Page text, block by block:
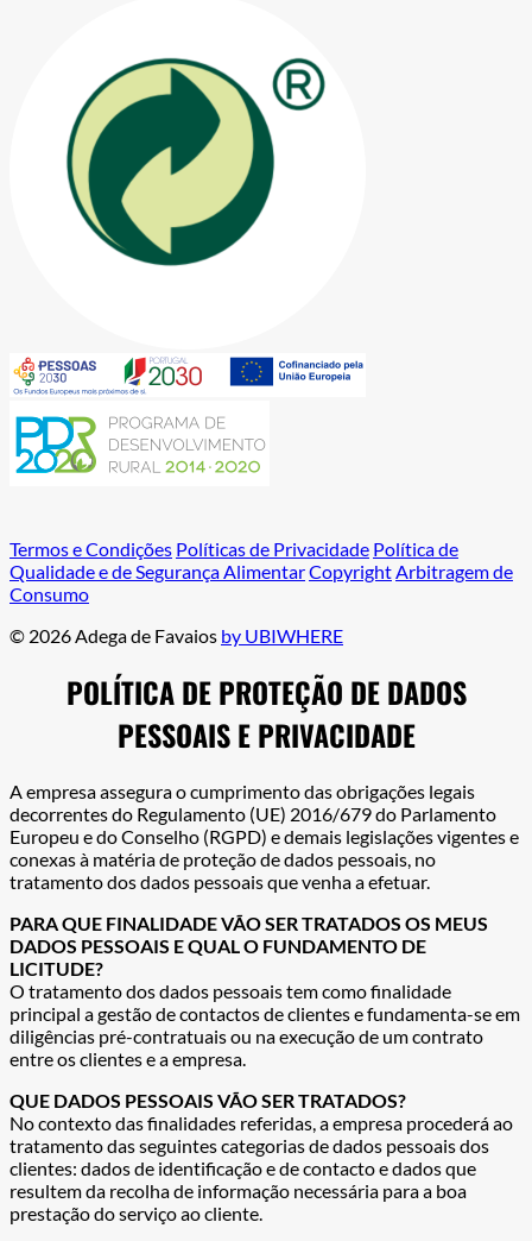
Termos e Condições Políticas de Privacidade Política de
Qualidade e de Segurança AlimentarCopyright Arbitragem de
Consumo
© 2026 Adega de Favaios by UBIWHERE
POLÍTICA DE PROTEÇÃO DE DADOS
PESSOAIS E PRIVACIDADE
A empresa assegura o cumprimento das obrigações legais
decorrentes do Regulamento (UE) 2016/679 do Parlamento
Europeu e do Conselho (RGPD) e demais legislações vigentes e
conexas à matéria de proteção de dados pessoais, no
tratamento dos dados pessoais que venha a efetuar.
PARA QUE FINALIDADE VÃO SER TRATADOS OS MEUS
DADOS PESSOAIS E QUAL O FUNDAMENTO DE
LICITUDE?
O tratamento dos dados pessoais tem como finalidade
principal a gestão de contactos de clientes e fundamenta-se em
diligências pré-contratuais ou na execução de um contrato
entre os clientes e a empresa.
QUE DADOS PESSOAIS VÃO SER TRATADOS?
No contexto das finalidades referidas, a empresa procederá ao
tratamento das seguintes categorias de dados pessoais dos
clientes: dados de identificação e de contacto e dados que
resultem da recolha de informação necessária para a boa
prestação do serviço ao cliente.